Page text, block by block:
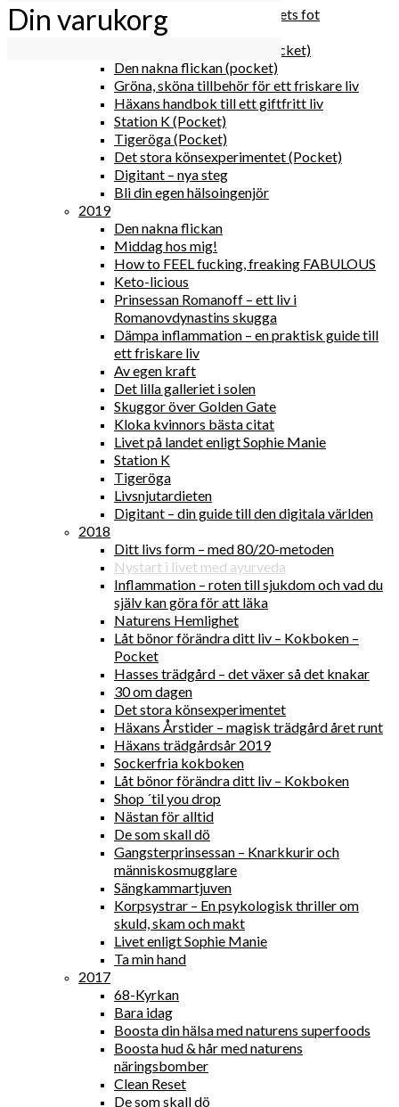
Den lilla vingården vid bergets fot
Happy me
Det lilla galleriet i solen (pocket)
Den nakna flickan (pocket)
Gröna, sköna tillbehör för ett friskare liv
Häxans handbok till ett giftfritt liv
Station K (Pocket)
Tigeröga (Pocket)
Det stora könsexperimentet (Pocket)
Digitant – nya steg
Bli din egen hälsoingenjör
2019
Den nakna flickan
Middag hos mig!
How to FEEL fucking, freaking FABULOUS
Keto-licious
Prinsessan Romanoff – ett liv i
Romanovdynastins skugga
Dämpa inflammation – en praktisk guide till
ett friskare liv
Av egen kraft
Det lilla galleriet i solen
Skuggor över Golden Gate
Kloka kvinnors bästa citat
Livet på landet enligt Sophie Manie
Station K
Tigeröga
Livsnjutardieten
Digitant – din guide till den digitala världen
2018
Ditt livs form – med 80/20-metoden
Nystart i livet med ayurveda
Inflammation – roten till sjukdom och vad du
själv kan göra för att läka
Naturens Hemlighet
Låt bönor förändra ditt liv – Kokboken –
Pocket
Hasses trädgård – det växer så det knakar
30 om dagen
Det stora könsexperimentet
Häxans Årstider – magisk trädgård året runt
Häxans trädgårdsår 2019
Sockerfria kokboken
Låt bönor förändra ditt liv – Kokboken
Shop ´til you drop
Nästan för alltid
De som skall dö
Gangsterprinsessan – Knarkkurir och
människosmugglare
Sängkammartjuven
Korpsystrar – En psykologisk thriller om
skuld, skam och makt
Livet enligt Sophie Manie
Ta min hand
2017
68-Kyrkan
Bara idag
Boosta din hälsa med naturens superfoods
Boosta hud & hår med naturens
näringsbomber
Clean Reset
De som skall dö
Din varukorg